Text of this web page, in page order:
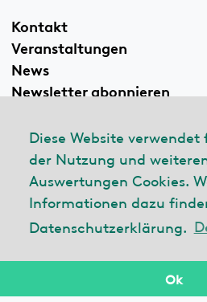
Diese Website verwendet
der Nutzung und
Auswertungen Cookies.
Informationen dazu
Datenschutzerklärung.
Ok
Kontakt
Veranstaltungen
News
Newsletter abonnieren
Linkedin
© 2026 ecobau